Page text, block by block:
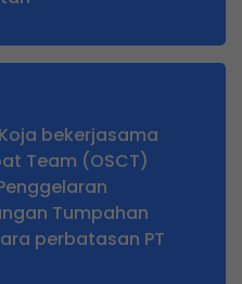
Koja bekerjasama
Team (OSCT)
Tumpahan
perbatasan PT